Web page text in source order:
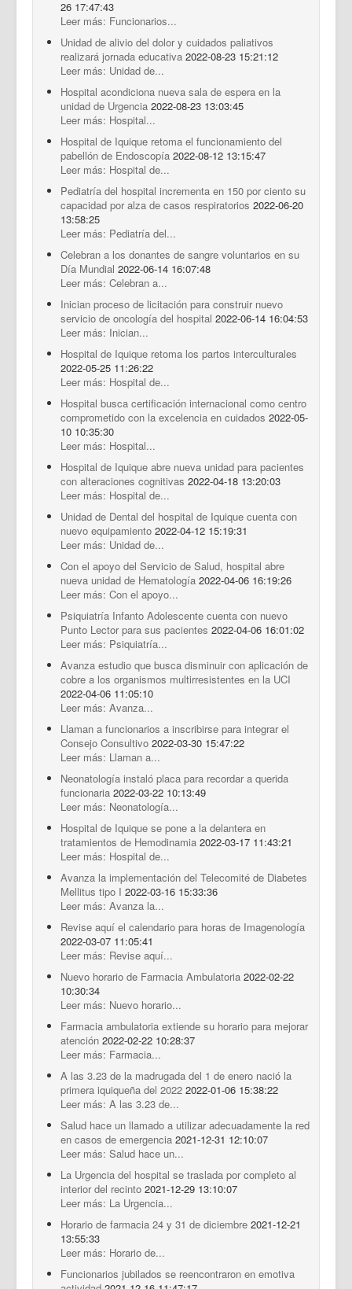
26 17:47:43
Leer más: Funcionarios...
Unidad de alivio del dolor y cuidados paliativos
realizará jornada educativa 2022-08-23 15:21:12
Leer más: Unidad de...
Hospital acondiciona nueva sala de espera en la
unidad de Urgencia 2022-08-23 13:03:45
Leer más: Hospital...
Hospital de Iquique retoma el funcionamiento del
pabellón de Endoscopía 2022-08-12 13:15:47
Leer más: Hospital de...
Pediatría del hospital incrementa en 150 por ciento su
capacidad por alza de casos respiratorios 2022-06-20
13:58:25
Leer más: Pediatría del...
Celebran a los donantes de sangre voluntarios en su
Día Mundial 2022-06-14 16:07:48
Leer más: Celebran a...
Inician proceso de licitación para construir nuevo
servicio de oncología del hospital 2022-06-14 16:04:53
Leer más: Inician...
Hospital de Iquique retoma los partos interculturales
2022-05-25 11:26:22
Leer más: Hospital de...
Hospital busca certificación internacional como centro
comprometido con la excelencia en cuidados 2022-05-
10 10:35:30
Leer más: Hospital...
Hospital de Iquique abre nueva unidad para pacientes
con alteraciones cognitivas 2022-04-18 13:20:03
Leer más: Hospital de...
Unidad de Dental del hospital de Iquique cuenta con
nuevo equipamiento 2022-04-12 15:19:31
Leer más: Unidad de...
Con el apoyo del Servicio de Salud, hospital abre
nueva unidad de Hematología 2022-04-06 16:19:26
Leer más: Con el apoyo...
Psiquiatría Infanto Adolescente cuenta con nuevo
Punto Lector para sus pacientes 2022-04-06 16:01:02
Leer más: Psiquiatría...
Avanza estudio que busca disminuir con aplicación de
cobre a los organismos multirresistentes en la UCI
2022-04-06 11:05:10
Leer más: Avanza...
Llaman a funcionarios a inscribirse para integrar el
Consejo Consultivo 2022-03-30 15:47:22
Leer más: Llaman a...
Neonatología instaló placa para recordar a querida
funcionaria 2022-03-22 10:13:49
Leer más: Neonatología...
Hospital de Iquique se pone a la delantera en
tratamientos de Hemodinamia 2022-03-17 11:43:21
Leer más: Hospital de...
Avanza la implementación del Telecomité de Diabetes
Mellitus tipo I 2022-03-16 15:33:36
Leer más: Avanza la...
Revise aquí el calendario para horas de Imagenología
2022-03-07 11:05:41
Leer más: Revise aquí...
Nuevo horario de Farmacia Ambulatoria 2022-02-22
10:30:34
Leer más: Nuevo horario...
Farmacia ambulatoria extiende su horario para mejorar
atención 2022-02-22 10:28:37
Leer más: Farmacia...
A las 3.23 de la madrugada del 1 de enero nació la
primera iquiqueña del 2022 2022-01-06 15:38:22
Leer más: A las 3.23 de...
Salud hace un llamado a utilizar adecuadamente la red
en casos de emergencia 2021-12-31 12:10:07
Leer más: Salud hace un...
La Urgencia del hospital se traslada por completo al
interior del recinto 2021-12-29 13:10:07
Leer más: La Urgencia...
Horario de farmacia 24 y 31 de diciembre 2021-12-21
13:55:33
Leer más: Horario de...
Funcionarios jubilados se reencontraron en emotiva